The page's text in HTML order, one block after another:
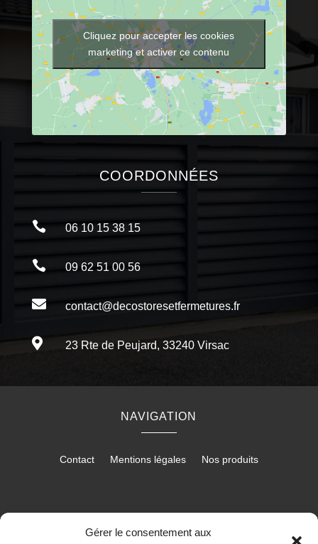
Gérer le consentement aux
Cliquez pour accepter les cookies
marketing et activer ce contenu
COORDONNÉES
 06 10 15 38 15
 09 62 51 00 56
 contact@decostoresetfermetures.fr
 23 Rte de Peujard, 33240 Virsac
NAVIGATION
Contact Mentions légales Nos produits